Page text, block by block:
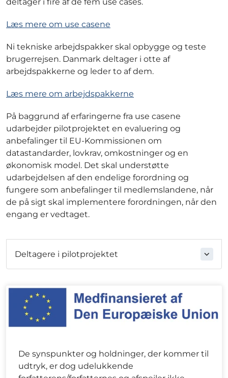
deltager i fire af de fem use cases.
Læs mere om use casene
Ni tekniske arbejdspakker skal opbygge og teste
brugerrejsen. Danmark deltager i otte af
arbejdspakkerne og leder to af dem.
Læs mere om arbejdspakkerne
På baggrund af erfaringerne fra use casene
udarbejder pilotprojektet en evaluering og
anbefalinger til EU-Kommissionen om
datastandarder, lovkrav, omkostninger og en
økonomisk model. Det skal understøtte
udarbejdelsen af den endelige forordning og
fungere som anbefalinger til medlemslandene, når
de på sigt skal implementere forordningen, når den
engang er vedtaget.
Deltagere i pilotprojektet
De synspunkter og holdninger, der kommer til
udtryk, er dog udelukkende